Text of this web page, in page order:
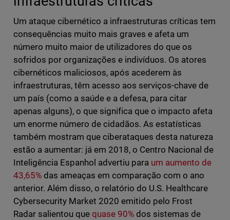
Um ataque cibernético a infraestruturas críticas tem
consequências muito mais graves e afeta um
número muito maior de utilizadores do que os
sofridos por organizações e indivíduos. Os atores
cibernéticos maliciosos, após acederem às
infraestruturas, têm acesso aos serviços-chave de
um país (como a saúde e a defesa, para citar
apenas alguns), o que significa que o impacto afeta
um enorme número de cidadãos. As estatísticas
também mostram que ciberataques desta natureza
estão a aumentar: já em 2018, o Centro Nacional de
Inteligência Espanhol advertiu para um aumento de
43,65%das ameaças em comparação com o ano
anterior. Além disso, o relatório do U.S. Healthcare
Cybersecurity Market 2020 emitido pelo Frost
Radar salientou que quase 90%dos sistemas de